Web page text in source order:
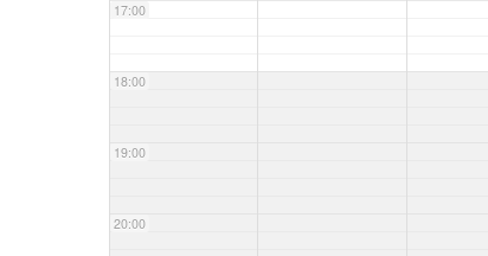
17:00
18:00
19:00
20:00